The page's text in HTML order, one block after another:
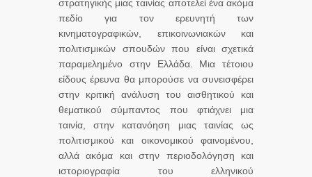
στρατηγικής μιας ταινίας αποτελεί ένα ακόμα
πεδίο για τον ερευνητή των
κινηματογραφικών, επικοινωνιακών και
πολιτισμικών σπουδών που είναι σχετικά
παραμελημένο στην Ελλάδα. Μια τέτοιου
είδους έρευνα θα μπορούσε να συνεισφέρει
στην κριτική ανάλυση του αισθητικού και
θεματικού σύμπαντος που φτιάχνει μια
ταινία, στην κατανόηση μιας ταινίας ως
πολιτισμικού και οικονομικού φαινομένου,
αλλά ακόμα και στην περιοδολόγηση και
ιστοριογραφία του ελληνικού